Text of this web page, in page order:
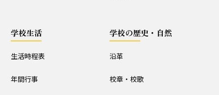
特色ある教育活動
行事と生活団活動の実践
給食
R8学校通信 巻頭言
学校生活
生活時程表
年間行事
学校の歴史・自然
沿革
校章・校歌